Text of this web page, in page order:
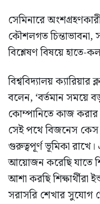
সেমিনারে
কৌশলগত চিন্তাভাবনা,
বিশ্লেষণ বিষয়ে হাতে-
বিশ্ববিদ্যালয়
বলেন, ‘বর্তমান সময়ে
কোম্পানিতে কাজ করার
সেই পথে বিজনেস কেস
গুরুত্বপূর্ণ ভূমিকা
আয়োজন করেছি যাতে
আশা করছি শিক্ষার্থীরা
সরাসরি শেখার সুযোগ